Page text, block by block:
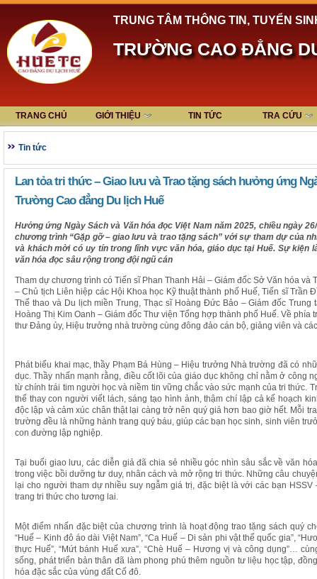
TRUNG TÂM THÔNG TIN, TUYỂN
TRƯỜNG CAO ĐẲNG
TRANG CHỦ GIỚI THIỆU TIN TỨC TRA CỨU
Tin tức
Lan tỏa tri thức – Giao lưu và Trao tặng sách hưởng ứng
Trường Cao đẳng Du lịch Huế
Hưởng ứng Ngày Sách và Văn hóa đọc Việt Nam năm 2025, chiều ngày
chương trình “Gặp gỡ – giao lưu và trao tặng sách” với sự tham dự của
và khách mời có uy tín trong lĩnh vực văn hóa, giáo dục tại Huế. Sự kiện
văn hóa đọc sâu rộng trong đội ngũ cán
Tham dự chương trình có Tiến sĩ Phan Thanh Hải – Giám đốc Sở Văn hóa và
– Chủ tịch Liên hiệp các Hội Khoa học Kỹ thuật thành phố Huế, Tiến sĩ Trần
Thể thao và Du lịch miền Trung, Thạc sĩ Hoàng Đức Bảo – Giám đốc Trung
Hoàng Thị Kim Oanh – Giám đốc Thư viện Tổng hợp thành phố Huế. Về
thư Đảng ủy, Hiệu trưởng nhà trường cùng đông đảo cán bộ, giảng viên và
Phát biểu khai mạc, thầy Phạm Bá Hùng – Hiệu trưởng Nhà trường đã có
dục. Thầy nhấn mạnh rằng, điều cốt lõi của giáo dục không chỉ nằm ở công
từ chính trái tim người học và niềm tin vững chắc vào sức mạnh của tri thức.
thể thay con người viết lách, sáng tạo hình ảnh, thậm chí lập cả kế hoạch
độc lập và cảm xúc chân thật lại càng trở nên quý giá hơn bao giờ hết. Mỗi
trường đều là những hành trang quý báu, giúp các bạn học sinh, sinh viên
con đường lập nghiệp.
Tại buổi giao lưu, các diễn giả đã chia sẻ nhiều góc nhìn sâu sắc về văn
trong việc bồi dưỡng tư duy, nhân cách và mở rộng tri thức. Những câu
lại cho người tham dự nhiều suy ngẫm giá trị, đặc biệt là với các bạn
trang tri thức cho tương lai.
Một điểm nhấn đặc biệt của chương trình là hoạt động trao tặng sách quý
“Huế – Kinh đô áo dài Việt Nam”, “Ca Huế – Di sản phi vật thể quốc gia”,
thực Huế”, “Mứt bánh Huế xưa”, “Chè Huế – Hương vị và công dụng”…
sống, phát triển bản thân đã làm phong phú thêm nguồn tư liệu học tập,
hóa đặc sắc của vùng đất Cố đô.